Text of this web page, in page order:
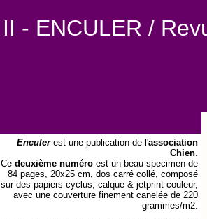
II - ENCULER /
Enculer est une publication de l'association
Chien.
Ce deuxième numéro est un beau specimen de
84 pages, 20x25 cm, dos carré collé, composé
sur des papiers cyclus, calque & jetprint couleur,
avec une couverture finement canelée de 220
grammes/m2.